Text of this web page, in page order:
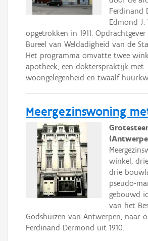
Ferdinand
Edmond J.
opgetrokken in 1911.
Bureel van Weldadigheid van de
Het programma omvatte twee
apotheek, een dokterspraktijk met
woongelegenheid en twaalf
Meergezinswoning
winkel,
drie
pseudo-
gebouwd
van het
Godshuizen van Antwerpen, naar
Ferdinand Dermond uit 1910.